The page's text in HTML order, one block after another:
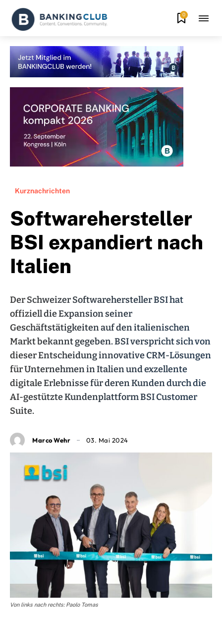
0
Kurznachrichten
Softwarehersteller
BSI expandiert nach
Italien
Der Schweizer Softwarehersteller BSI hat
offiziell die Expansion seiner
Geschäftstätigkeiten auf den italienischen
Markt bekannt gegeben. BSI verspricht sich von
dieser Entscheidung innovative CRM-Lösungen
für Unternehmen in Italien und exzellente
digitale Erlebnisse für deren Kunden durch die
AI-gestützte Kundenplattform BSI Customer
Suite.
Marco Wehr 03. Mai 2024
Von links nach rechts: Paolo Tomas